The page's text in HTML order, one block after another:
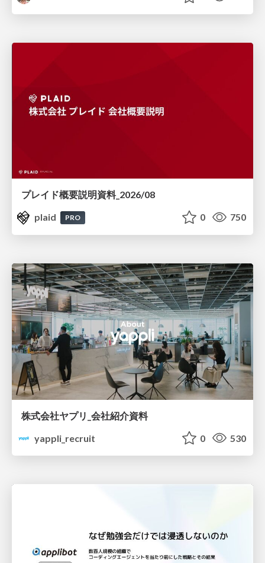
プレイド概要説明資料_2026/08
plaid
PRO 0 750
株式会社ヤプリ_会社紹介資料
yappli_recruit
0 530